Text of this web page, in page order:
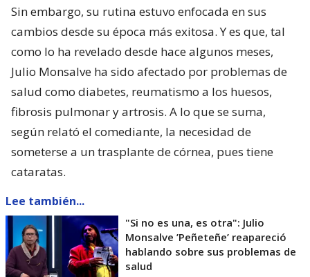
Sin embargo, su rutina estuvo enfocada en sus
cambios desde su época más exitosa. Y es que, tal
como lo ha revelado desde hace algunos meses,
Julio Monsalve ha sido afectado por problemas de
salud como diabetes, reumatismo a los huesos,
fibrosis pulmonar y artrosis. A lo que se suma,
según relató el comediante, la necesidad de
someterse a un trasplante de córnea, pues tiene
cataratas.
Lee también...
"Si no es una, es otra": Julio
Monsalve ’Peñeteñe’ reapareció
hablando sobre sus problemas de
salud